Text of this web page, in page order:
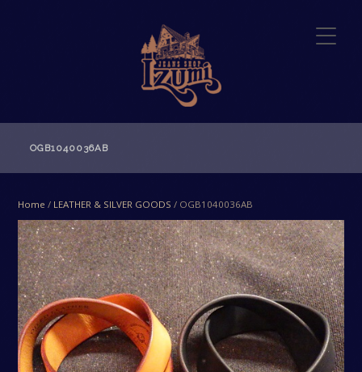
OGB1040036AB
Home / LEATHER & SILVER GOODS / OGB1040036AB